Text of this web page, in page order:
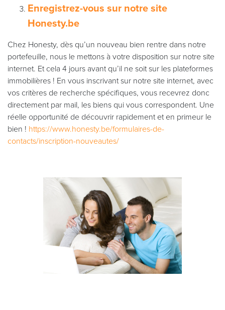
Enregistrez-vous sur notre site
Honesty.be
Chez Honesty, dès qu’un nouveau bien rentre dans notre
portefeuille, nous le mettons à votre disposition sur notre site
internet. Et cela 4 jours avant qu’il ne soit sur les plateformes
immobilières ! En vous inscrivant sur notre site internet, avec
vos critères de recherche spécifiques, vous recevrez donc
directement par mail, les biens qui vous correspondent. Une
réelle opportunité de découvrir rapidement et en primeur le
bien ! https://www.honesty.be/formulaires-de-
contacts/inscription-nouveautes/